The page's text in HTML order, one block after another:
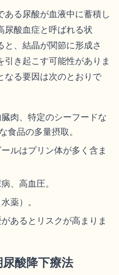
ある尿酸が血液中に蓄積し
尿酸血症と呼ばれる状
、結晶が関節に形成さ
引き起こす可能性がありま
なる要因は次のとおりで
肉、特定のシーフードな
食品の多量摂取。
ルはプリン体が多く含ま
、高血圧。
薬）。
あるとリスクが高まりま
酸降下療法